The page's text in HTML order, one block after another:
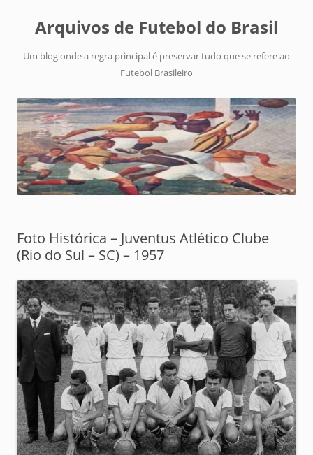
Arquivos de Futebol do Brasil
Um blog onde a regra principal é preservar tudo que se refere ao
Futebol Brasileiro
Foto Histórica – Juventus Atlético Clube
(Rio do Sul – SC) – 1957